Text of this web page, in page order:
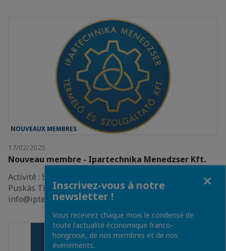
NOUVEAUX MEMBRES
17/02/2025
Nouveau membre - Ipartechnika Menedzser Kft.
Activité : Services industriels Adresse : 9027 Győr,
Puskás Tivadar út 8. Tel : 00 36 96 513 480 E-mail :
info@iptech.hu Web: www.iptech.hu
Inscrivez-vous à notre
newsletter !
Vous recevrez chaque mois le condensé de
toute l'actualité économique franco-
hongroise, de nos membres et de nos
événements.